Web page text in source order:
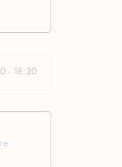
facilement
- 18:30